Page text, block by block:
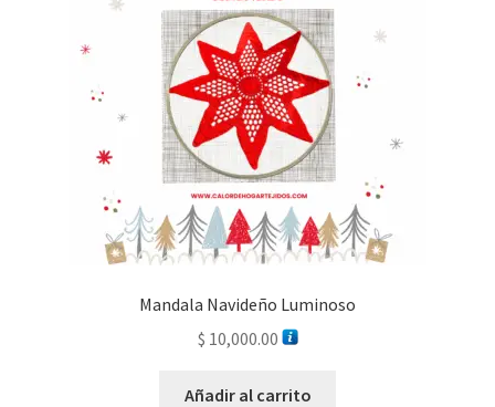
Mandala Navideño Luminoso
$ 10,000.00
Añadir al carrito